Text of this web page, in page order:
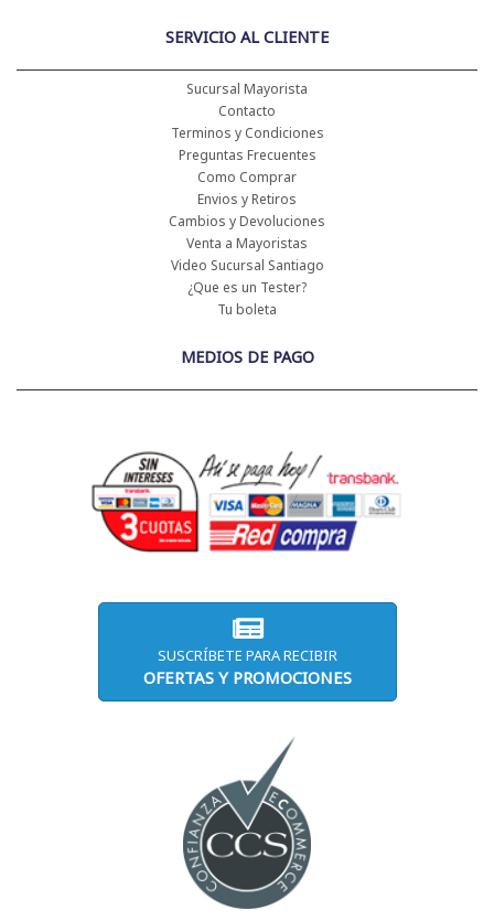
SERVICIO AL CLIENTE
Sucursal Mayorista
Contacto
Terminos y Condiciones
Preguntas Frecuentes
Como Comprar
Envios y Retiros
Cambios y Devoluciones
Venta a Mayoristas
Video Sucursal Santiago
¿Que es un Tester?
Tu boleta
MEDIOS DE PAGO
SUSCRÍBETE PARA RECIBIR
OFERTAS Y PROMOCIONES